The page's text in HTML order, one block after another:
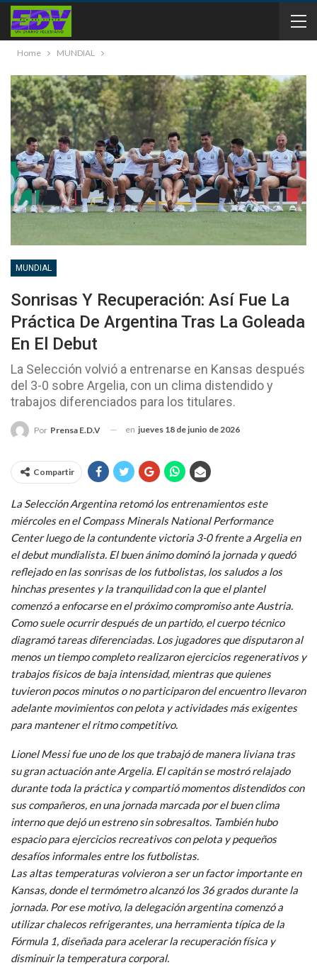
Home MUNDIAL
MUNDIAL
Sonrisas Y Recuperación: Así Fue La
Práctica De Argentina Tras La Goleada
En El Debut
La Selección volvió a entrenarse en Kansas después
del 3-0 sobre Argelia, con un clima distendido y
trabajos diferenciados para los titulares.
Por Prensa E.D.V en jueves 18 de junio de 2026
Compartir
La Selección Argentina retomó los entrenamientos este
miércoles en el Compass Minerals National Performance
Center luego de la contundente victoria 3-0 frente a Argelia en
el debut mundialista. El buen ánimo dominó la jornada y quedó
reflejado en las sonrisas de los futbolistas, los saludos a los
hinchas presentes y la tranquilidad con la que el plantel
comenzó a enfocarse en el próximo compromiso ante Austria.
Como suele ocurrir después de un partido, el cuerpo técnico
diagramó tareas diferenciadas. Los jugadores que disputaron al
menos un tiempo completo realizaron ejercicios regenerativos y
trabajos físicos de baja intensidad, mientras que quienes
tuvieron pocos minutos o no participaron del encuentro llevaron
adelante movimientos con pelota y actividades más exigentes
para mantener el ritmo competitivo.
Lionel Messi fue uno de los que trabajó de manera liviana tras
su gran actuación ante Argelia. El capitán se mostró relajado
durante toda la práctica y compartió momentos distendidos con
sus compañeros, en una jornada marcada por el buen clima
interno que dejó un estreno sin sobresaltos. También hubo
espacio para ejercicios recreativos con pelota y pequeños
desafíos informales entre los futbolistas.
Las altas temperaturas volvieron a ser un factor importante en
Kansas, donde el termómetro alcanzó los 36 grados durante la
jornada. Por ese motivo, la delegación argentina comenzó a
utilizar chalecos refrigerantes, una herramienta típica de la
Fórmula 1, diseñada para acelerar la recuperación física y
disminuir la temperatura corporal.